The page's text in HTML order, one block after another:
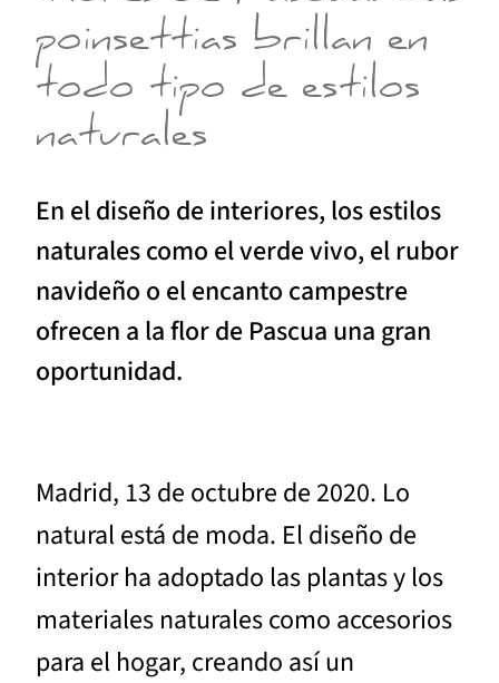
poinsettias brillan en
todo tipo de estilos
naturales
En el diseño de interiores, los estilos
naturales como el verde vivo, el rubor
navideño o el encanto campestre
ofrecen a la flor de Pascua una gran
oportunidad.
Madrid, 13 de octubre de 2020. Lo
natural está de moda. El diseño de
interior ha adoptado las plantas y los
materiales naturales como accesorios
para el hogar, creando así un